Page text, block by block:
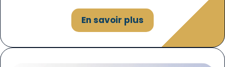
En savoir plus